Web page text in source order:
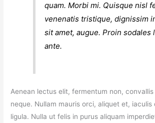
quam. Morbi mi. Quisque nisl
venenatis tristique, dignissim
sit amet, augue. Proin sodales
ante.
Aenean lectus elit, fermentum non,
neque. Nullam mauris orci, aliquet et,
ligula. Nulla ut felis in purus aliquam